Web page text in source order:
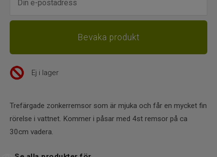
Ej i lager
Trefärgade zonkerremsor som är mjuka och får en mycket fin
rörelse i vattnet. Kommer i påsar med 4st remsor på ca
30cm vadera.